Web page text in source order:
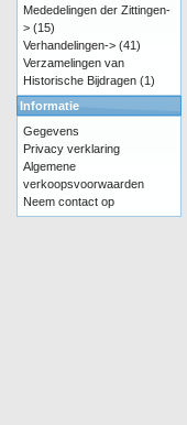
Mededelingen der Zittingen-
> (15)
Verhandelingen-> (41)
Verzamelingen van
Historische Bijdragen (1)
Informatie
Gegevens
Privacy verklaring
Algemene
verkoopsvoorwaarden
Neem contact op